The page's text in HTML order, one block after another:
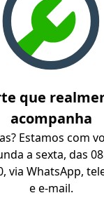
que
acompanha
Estamos com
a sexta, das
via WhatsApp,
e e-mail.